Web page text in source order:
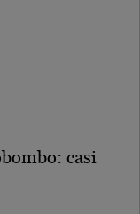
casi